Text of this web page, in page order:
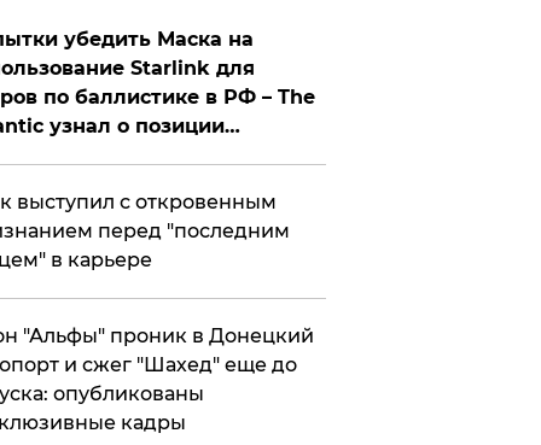
убедить Маска на
Starlink для
по баллистике в РФ – The
узнал о позиции
выступил с откровенным
перед "последним
в карьере
"Альфы" проник в Донецкий
и сжег "Шахед" еще до
опубликованы
кадры